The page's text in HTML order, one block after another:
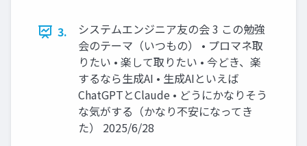
3.
システムエンジニア友の会 3 この勉強
会のテーマ（いつもの） • プロマネ取
りたい • 楽して取りたい • 今どき、楽
するなら生成AI • 生成AIといえば
ChatGPTとClaude • どうにかなりそう
な気がする（かなり不安になってき
た） 2025/6/28